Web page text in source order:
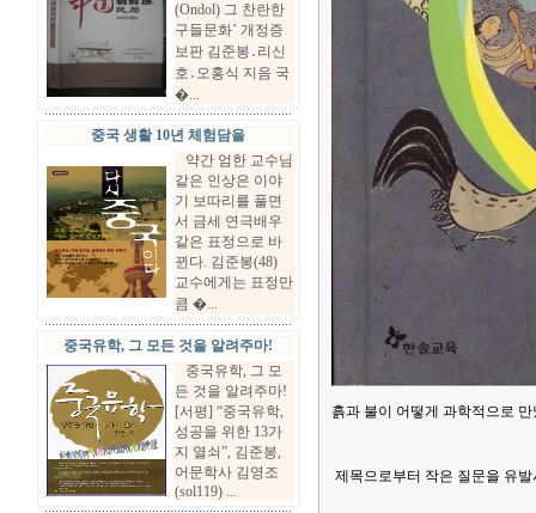
(Ondol) 그 찬란한
구들문화’ 개정증
보판 김준봉․리신
호․오홍식 지음 국
�...
중국 생활 10년 체험담을
약간 엄한 교수님
같은 인상은 이야
기 보따리를 풀면
서 금세 연극배우
같은 표정으로 바
뀐다. 김준봉(48)
교수에게는 표정만
큼 �...
중국유학, 그 모든 것을 알려주마!
중국유학, 그 모
든 것을 알려주마!
[서평] “중국유학,
성공을 위한 13가
지 열쇠”, 김준봉,
어문학사 김영조
(sol119) ...
흙과 불이 어떻게 과학적으로
제목으로부터 작은 질문을 유